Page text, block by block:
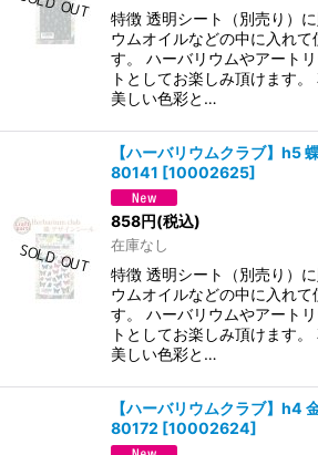
特徴 透明シート（別売り）
ウムオイルなどの中に入れ
す。 ハーバリウムやアート
トとしてお楽しみ頂けます。
美しい色彩と…
【ハーバリウムクラブ】h5
80141 [10002625]
858円(税込)
在庫なし
特徴 透明シート（別売り）
ウムオイルなどの中に入れ
す。 ハーバリウムやアート
トとしてお楽しみ頂けます。
美しい色彩と…
【ハーバリウムクラブ】h4
80172 [10002624]